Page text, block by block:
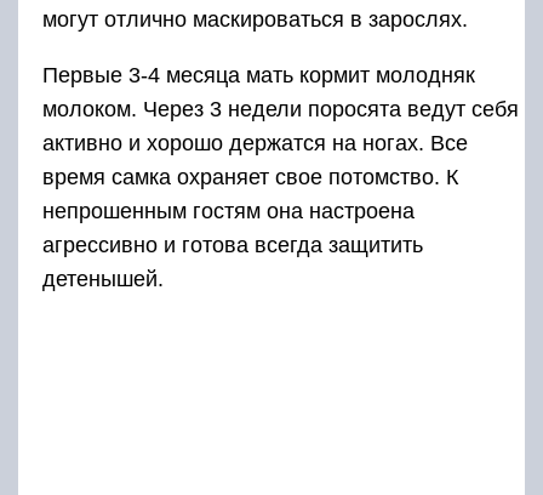
могут отлично маскироваться в зарослях.
Первые 3-4 месяца мать кормит молодняк
молоком. Через 3 недели поросята ведут себя
активно и хорошо держатся на ногах. Все
время самка охраняет свое потомство. К
непрошенным гостям она настроена
агрессивно и готова всегда защитить
детенышей.